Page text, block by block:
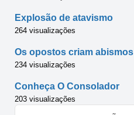
Explosão de atavismo
264 visualizações
Os opostos criam abismos
234 visualizações
Conheça O Consolador
203 visualizações